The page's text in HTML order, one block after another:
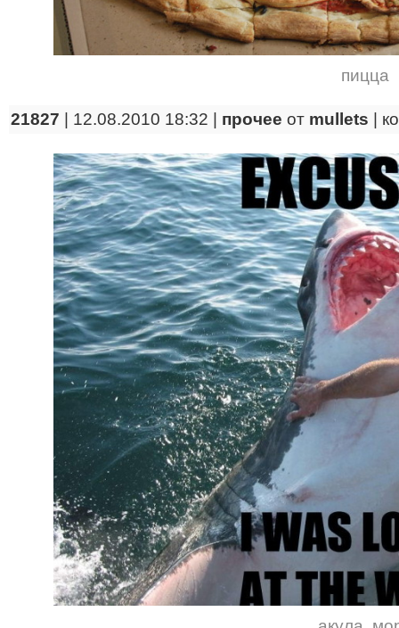
пицца
21827 | 12.08.2010 18:32 | прочее от mullets